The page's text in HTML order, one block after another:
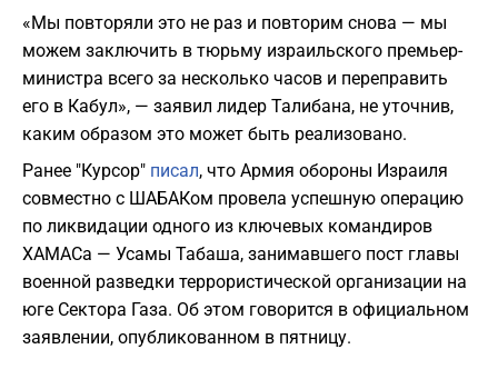
«Мы повторяли это не раз и повторим снова — мы
можем заключить в тюрьму израильского премьер-
министра всего за несколько часов и переправить
его в Кабул», — заявил лидер Талибана, не уточнив,
каким образом это может быть реализовано.
Ранее "Курсор" писал, что Армия обороны Израиля
совместно с ШАБАКом провела успешную операцию
по ликвидации одного из ключевых командиров
ХАМАСа — Усамы Табаша, занимавшего пост главы
военной разведки террористической организации на
юге Сектора Газа. Об этом говорится в официальном
заявлении, опубликованном в пятницу.